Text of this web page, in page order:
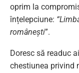
oprim la
înțelepciune:
românești”.
Doresc să readuc
chestiunea privind